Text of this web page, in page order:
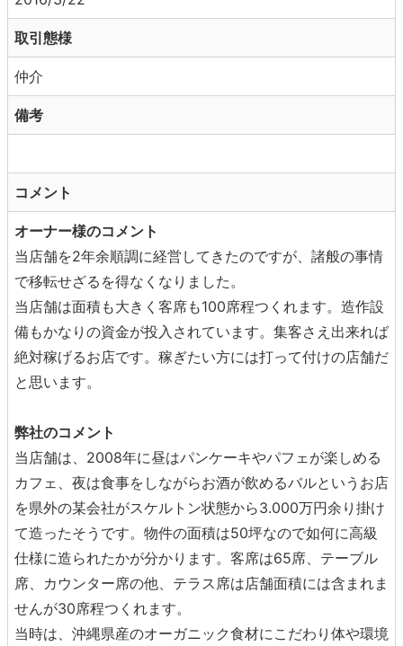
取引態様
仲介
備考
コメント
オーナー様のコメント
当店舗を2年余順調に経営してきたのですが、諸般の事情
で移転せざるを得なくなりました。
当店舗は面積も大きく客席も100席程つくれます。造作設
備もかなりの資金が投入されています。集客さえ出来れば
絶対稼げるお店です。稼ぎたい方には打って付けの店舗だ
と思います。
弊社のコメント
当店舗は、2008年に昼はパンケーキやパフェが楽しめる
カフェ、夜は食事をしながらお酒が飲めるバルというお店
を県外の某会社がスケルトン状態から3.000万円余り掛け
て造ったそうです。物件の面積は50坪なので如何に高級
仕様に造られたかが分かります。客席は65席、テーブル
席、カウンター席の他、テラス席は店舗面積には含まれま
せんが30席程つくれます。
当時は、沖縄県産のオーガニック食材にこだわり体や環境